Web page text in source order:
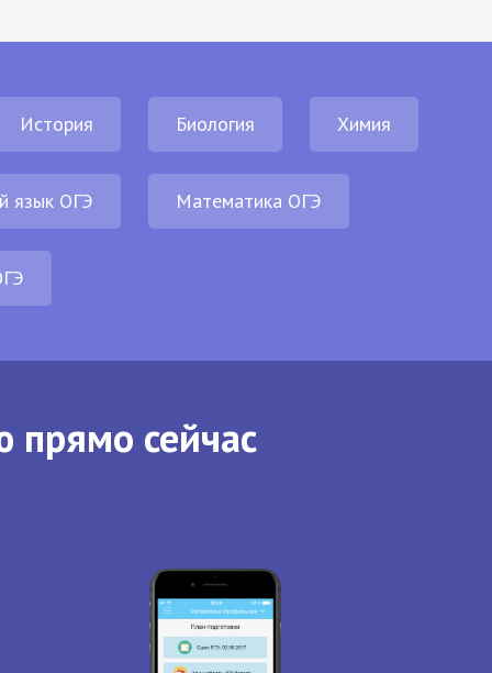
История Биология Химия
язык ОГЭ Математика ОГЭ
прямо сейчас